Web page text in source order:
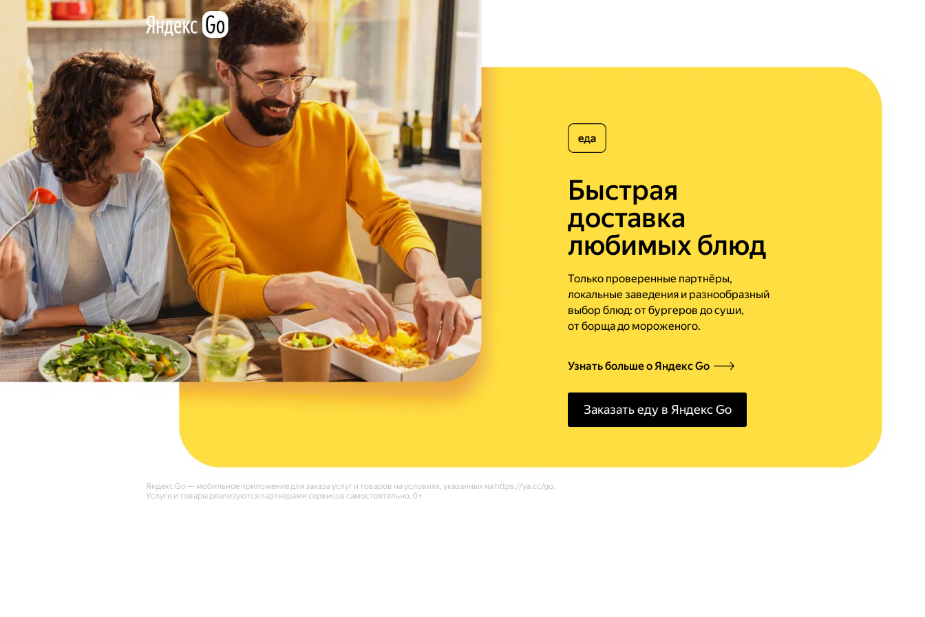
Быстрая
доставка
любимых блюд
Только проверенные партнёры,
локальные заведения и разнообразный
выбор блюд: от бургеров до суши,
от борща до мороженого.
Узнать больше о Яндекс Go
Заказать еду в Яндекс Go
Яндекс Go — мобильное приложение для заказа услуг и товаров на условиях, указанных на https://ya.cc/go.
Услуги и товары реализуются партнерами сервисов самостоятельно. 0+